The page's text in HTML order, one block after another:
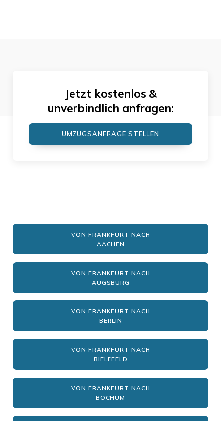
Jetzt kostenlos &
unverbindlich anfragen:
UMZUGSANFRAGE STELLEN
VON FRANKFURT NACH
AACHEN
VON FRANKFURT NACH
AUGSBURG
VON FRANKFURT NACH
BERLIN
VON FRANKFURT NACH
BIELEFELD
VON FRANKFURT NACH
BOCHUM